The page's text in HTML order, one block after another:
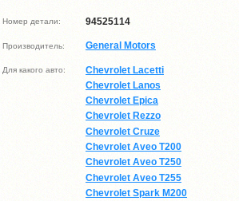
Номер детали: 94525114
Производитель: General Motors
Для какого авто:
Chevrolet Lacetti
Chevrolet Lanos
Chevrolet Epica
Chevrolet Rezzo
Chevrolet Cruze
Chevrolet Aveo T200
Chevrolet Aveo T250
Chevrolet Aveo T255
Chevrolet Spark M200